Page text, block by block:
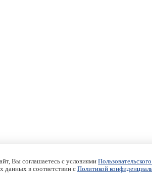
Вы соглашаетесь с условиями
данных в соответствии с Политикой